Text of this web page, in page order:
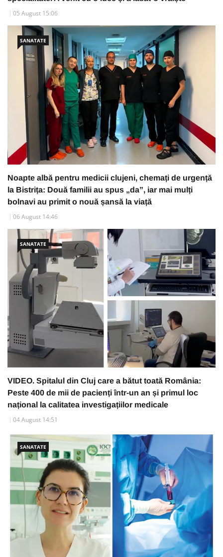
05 August 15:06
SANATATE
Noapte albă pentru medicii clujeni, chemați de urgență
la Bistrița: Două familii au spus „da”, iar mai mulți
bolnavi au primit o nouă șansă la viață
06 August 14:46
SANATATE
VIDEO. Spitalul din Cluj care a bătut toată România:
Peste 400 de mii de pacienți într-un an și primul loc
național la calitatea investigațiilor medicale
04 August 14:51
SANATATE